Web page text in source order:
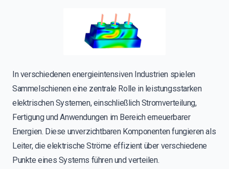
In verschiedenen energieintensiven Industrien spielen
Sammelschienen eine zentrale Rolle in leistungsstarken
elektrischen Systemen, einschließlich Stromverteilung,
Fertigung und Anwendungen im Bereich erneuerbarer
Energien. Diese unverzichtbaren Komponenten fungieren als
Leiter, die elektrische Ströme effizient über verschiedene
Punkte eines Systems führen und verteilen.